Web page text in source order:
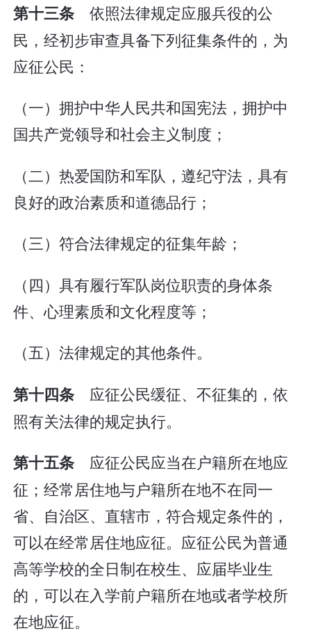
第十三条 依照法律规定应服兵役的公
民，经初步审查具备下列征集条件的，为
应征公民：
（一）拥护中华人民共和国宪法，拥护中
国共产党领导和社会主义制度；
（二）热爱国防和军队，遵纪守法，具有
良好的政治素质和道德品行；
（三）符合法律规定的征集年龄；
（四）具有履行军队岗位职责的身体条
件、心理素质和文化程度等；
（五）法律规定的其他条件。
第十四条 应征公民缓征、不征集的，依
照有关法律的规定执行。
第十五条 应征公民应当在户籍所在地应
征；经常居住地与户籍所在地不在同一
省、自治区、直辖市，符合规定条件的，
可以在经常居住地应征。应征公民为普通
高等学校的全日制在校生、应届毕业生
的，可以在入学前户籍所在地或者学校所
在地应征。